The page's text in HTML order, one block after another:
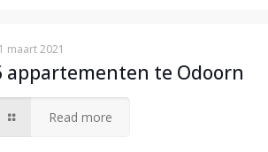
maart 2021
appartementen te Odoorn
Read more